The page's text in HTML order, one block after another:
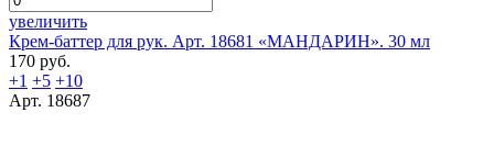
увеличить
Крем-баттер для рук. Арт. 18681 «МАНДАРИН». 30 мл
170 руб.
+1 +5 +10
Арт. 18687